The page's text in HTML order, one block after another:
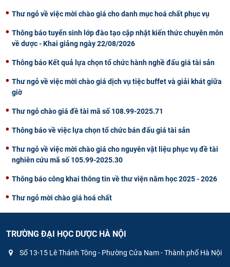
Thư ngỏ về việc mời chào giá cho danh mục hoá chất phục vụ
Thông báo tuyển sinh lớp đào tạo cập nhật kiến thức chuyên môn
về dược - Khai giảng ngày 22/08/2026
Thông báo Kết quả lựa chọn tổ chức hành nghề đấu giá tài sản
Thư ngỏ về việc mời chào giá dịch vụ tiệc buffet và giải khát giữa
giờ
Thư ngỏ chào giá đề tài mã số 108.99-2025.71
Thông báo về việc lựa chọn tổ chức bán đấu giá tài sản
Thư ngỏ về việc mời chào giá cho nguyên vật liệu phục vụ đề tài
nghiên cứu mã số 105.99-2025.30
Thông báo công khai thông tin về thư viện năm học 2025 - 2026
Thư ngỏ mời chào giá hoá chất
TRƯỜNG ĐẠI HỌC DƯỢC HÀ NỘI
Số 13-15 Lê Thánh Tông - Phường Cửa Nam - Thành phố Hà Nội